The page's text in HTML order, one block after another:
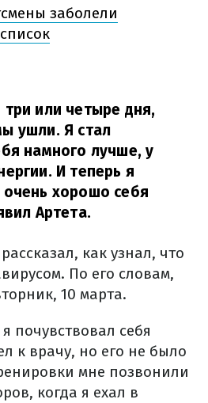
заболели
или четыре дня,
ушли. Я стал
намного лучше, у
И теперь я
очень хорошо себя
Артета.
как узнал, что
По его словам,
10 марта.
почувствовал себя
к врачу, но его не было
мне позвонили
когда я ехал в